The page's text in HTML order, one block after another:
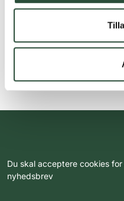
Du skal acceptere cookies
nyhedsbrev